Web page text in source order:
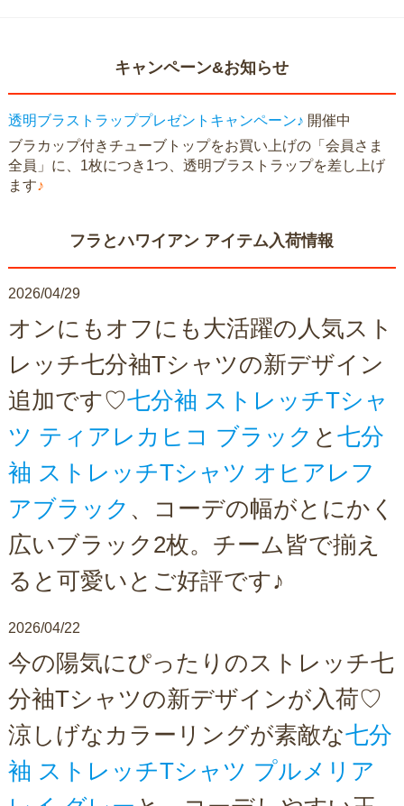
キャンペーン&お知らせ
透明ブラストラッププレゼントキャンペーン♪ 開催中
ブラカップ付きチューブトップをお買い上げの「会員さま
全員」に、1枚につき1つ、透明ブラストラップを差し上げ
ます♪
フラとハワイアン アイテム入荷情報
2026/04/29
オンにもオフにも大活躍の人気スト
レッチ七分袖Tシャツの新デザイン
追加です♡七分袖 ストレッチTシャ
ツ ティアレカヒコ ブラック と 七分
袖 ストレッチTシャツ オヒアレフ
アブラック 、コーデの幅がとにかく
広いブラック2枚。チーム皆で揃え
ると可愛いとご好評です♪
2026/04/22
今の陽気にぴったりのストレッチ七
分袖Tシャツの新デザインが入荷♡
涼しげなカラーリングが素敵な七分
袖 ストレッチTシャツ プルメリア